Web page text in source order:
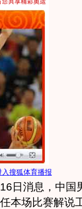
入搜狐体育播报
日消息，中国
本场比赛解说